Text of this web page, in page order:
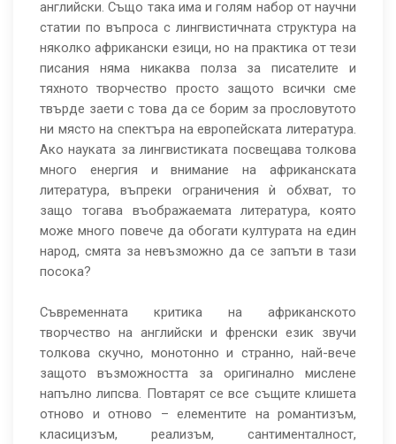
английски. Също така има и голям набор от научни
статии по въпроса с лингвистичната структура на
няколко африкански езици, но на практика от тези
писания няма никаква полза за писателите и
тяхното творчество просто защото всички сме
твърде заети с това да се борим за прословутото
ни място на спектъра на европейската литература.
Ако науката за лингвистиката посвещава толкова
много енергия и внимание на африканската
литература, въпреки ограничения ѝ обхват, то
защо тогава въображаемата литература, която
може много повече да обогати културата на един
народ, смята за невъзможно да се запъти в тази
посока?
Съвременната критика на африканското
творчество на английски и френски език звучи
толкова скучно, монотонно и странно, най-вече
защото възможността за оригинално мислене
напълно липсва. Повтарят се все същите клишета
отново и отново – елементите на романтизъм,
класицизъм, реализъм, сантименталност,